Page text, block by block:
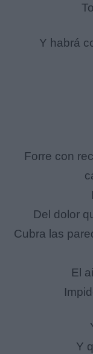
Y habrá
Forre con
Del dolor
Cubra las
El
Y